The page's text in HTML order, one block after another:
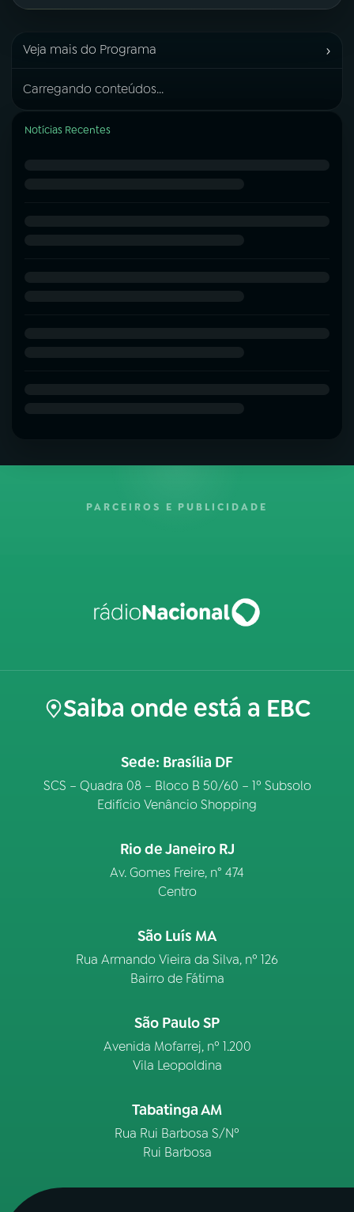
Veja mais do Programa ›
Carregando conteúdos...
Notícias Recentes
PARCEIROS E PUBLICIDADE
Saiba onde está a EBC
Sede: Brasília DF
SCS – Quadra 08 – Bloco B 50/60 – 1º Subsolo
Edifício Venâncio Shopping
Rio de Janeiro RJ
Av. Gomes Freire, n° 474
Centro
São Luís MA
Rua Armando Vieira da Silva, nº 126
Bairro de Fátima
São Paulo SP
Avenida Mofarrej, nº 1.200
Vila Leopoldina
Tabatinga AM
Rua Rui Barbosa S/Nº
Rui Barbosa